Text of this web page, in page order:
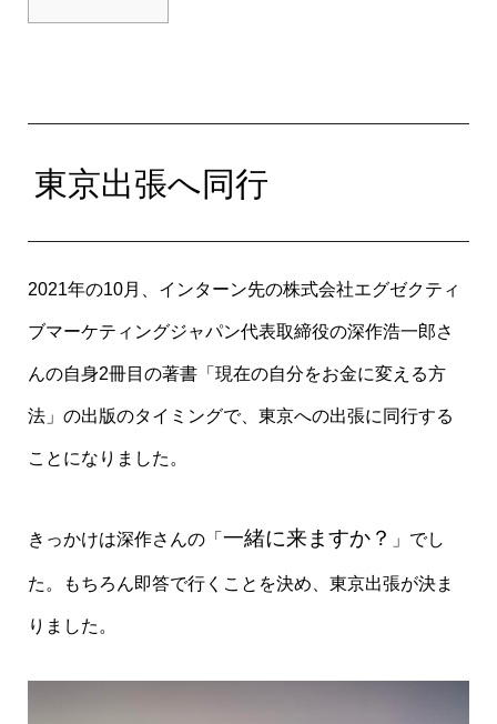
東京出張へ同行
2021年の10月、インターン先の株式会社エグゼクティ
ブマーケティングジャパン代表取締役の深作浩一郎さ
んの自身2冊目の著書「現在の自分をお金に変える方
法」の出版のタイミングで、東京への出張に同行する
ことになりました。
きっかけは深作さんの「 一緒に来ますか？ 」でし
た。もちろん即答で行くことを決め、東京出張が決ま
りました。